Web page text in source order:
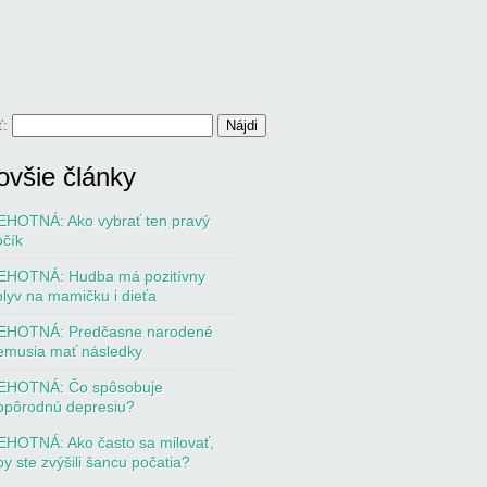
články
Ako vybrať ten pravý
Hudba má pozitívny
na mamičku i dieťa
Predčasne narodené
mať následky
Čo spôsobuje
depresiu?
Ako často sa milovať,
ste zvýšili šancu počatia?